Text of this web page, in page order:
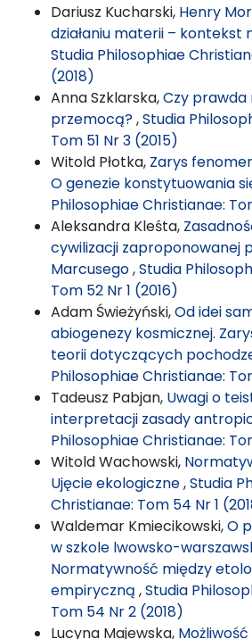
Dariusz Kucharski, Henry
działaniu materii – kontekst
Studia Philosophiae
(2018)
Anna Szklarska,Czy prawda
przemocą?,Studia
Tom 51 Nr 3 (2015)
Witold Płotka, Zarys
O genezie konstytuowania
Philosophiae Christianae:
Aleksandra Kleśta,
cywilizacji zaproponowanej
Marcusego,Studia
Tom 52 Nr 1 (2016)
Adam Świeżyński,Od idei
abiogenezy kosmicznej.
teorii dotyczących
Philosophiae Christianae:
Tadeusz Pabjan, Uwagi o
interpretacji zasady
Philosophiae Christianae:
Witold Wachowski,
Ujęcie ekologiczne,Studia
Christianae: Tom 54 Nr 1
Waldemar Kmiecikowski,O
w szkole lwowsko-
Normatywność między
empiryczną ,Studia
Tom 54 Nr 2 (2018)
Lucyna Majewska,